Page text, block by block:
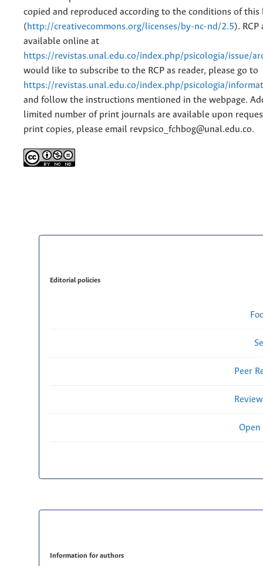
copied and reproduced according to the conditions of this
(http://creativecommons.org/licenses/by-nc-nd/2.5).
available online at
https://revistas.unal.edu.co/index.php/psicologia/issue/
would like to subscribe to the RCP as reader, please go to
https://revistas.unal.edu.co/index.php/psicologia/
and follow the instructions mentioned in the webpage.
limited number of print journals are available upon
print copies, please email revpsico_fchbog@unal.edu.co.
Editorial policies
Peer
Open
Information for authors